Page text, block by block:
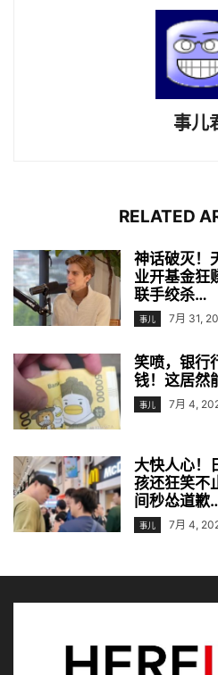
事儿
RELATED
神话破灭！
业开基金狂
联手绞杀…
事儿 7月 31,
笑喷，银行
钱！这居然
事儿 7月 4,
大快人心！
孩还狂笑不
间秒怂道歉
事儿 7月 4,